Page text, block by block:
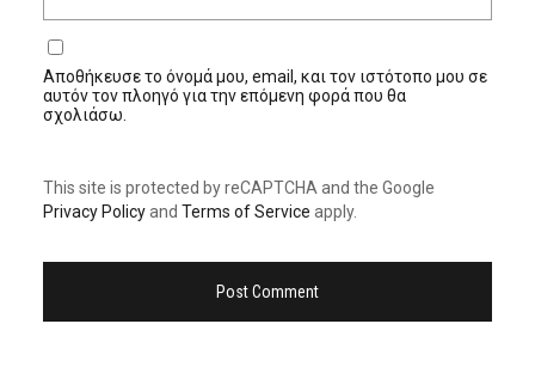
Αποθήκευσε το όνομά μου, email, και τον ιστότοπο μου σε
αυτόν τον πλοηγό για την επόμενη φορά που θα
σχολιάσω.
This site is protected by reCAPTCHA and the Google
Privacy Policyand Terms of Service apply.